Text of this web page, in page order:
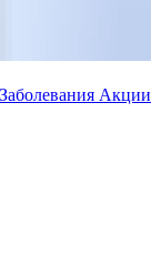
Заболевания Акции